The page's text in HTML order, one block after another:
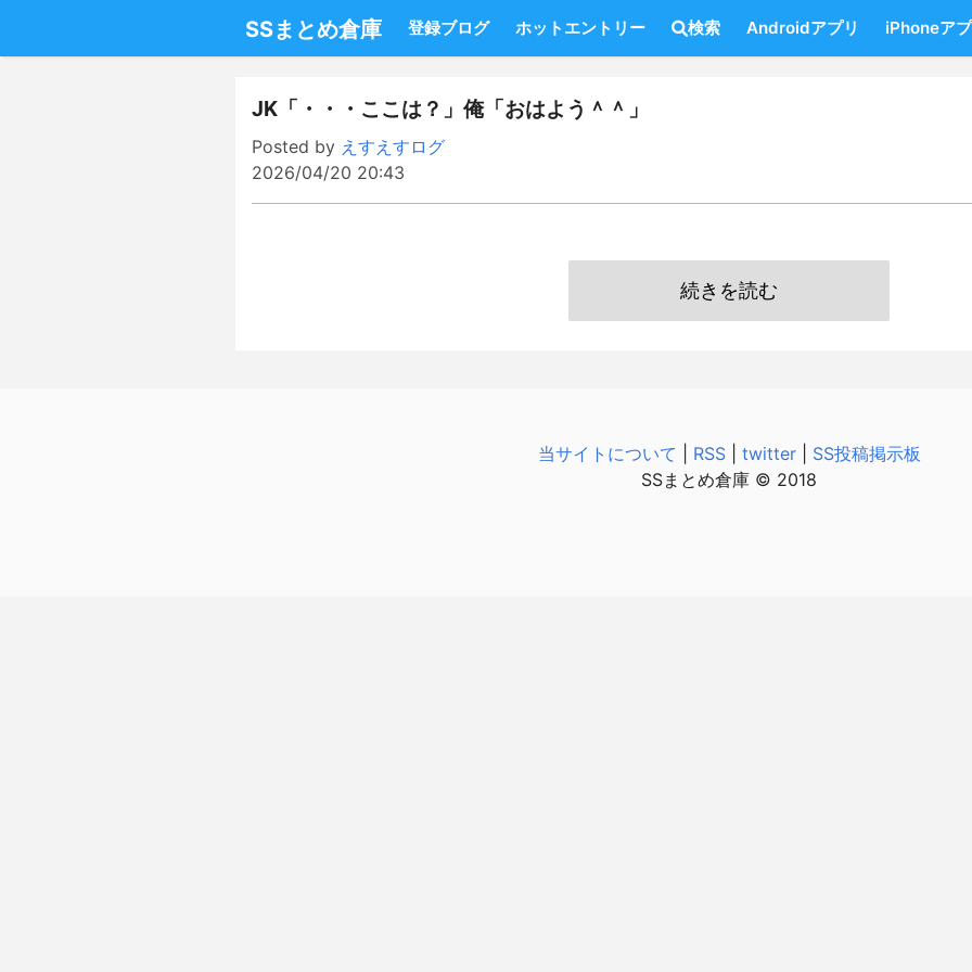
SSまとめ倉庫 登録ブログ ホットエントリー 検索 Androidアプリ iPhoneア
JK「・・・ここは？」俺「おはよう＾＾」
Posted by えすえすログ
2026/04/20 20:43
続きを読む
当サイトについて RSS| twitter| SS投稿掲示板
SSまとめ倉庫 © 2018